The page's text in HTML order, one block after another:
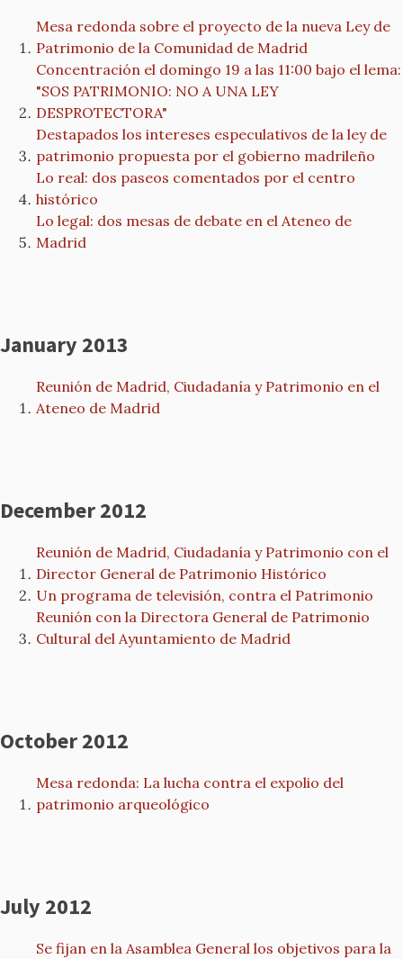
Mesa redonda sobre el proyecto de la nueva Ley de
Patrimonio de la Comunidad de Madrid
Concentración el domingo 19 a las 11:00 bajo el lema:
"SOS PATRIMONIO: NO A UNA LEY
DESPROTECTORA"
Destapados los intereses especulativos de la ley de
patrimonio propuesta por el gobierno madrileño
Lo real: dos paseos comentados por el centro
histórico
Lo legal: dos mesas de debate en el Ateneo de
Madrid
January 2013
Reunión de Madrid, Ciudadanía y Patrimonio en el
Ateneo de Madrid
December 2012
Reunión de Madrid, Ciudadanía y Patrimonio con el
Director General de Patrimonio Histórico
Un programa de televisión, contra el Patrimonio
Reunión con la Directora General de Patrimonio
Cultural del Ayuntamiento de Madrid
October 2012
Mesa redonda: La lucha contra el expolio del
patrimonio arqueológico
July 2012
Se fijan en la Asamblea General los objetivos para la